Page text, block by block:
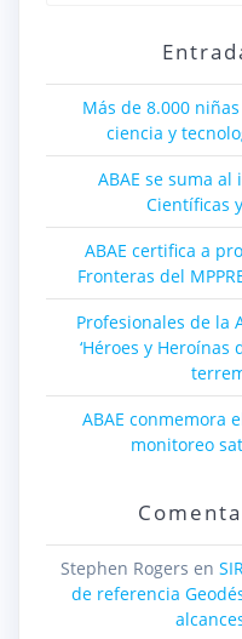
Más de 8.000
ciencia y
ABAE se suma al
Científicas
ABAE certifica a
Fronteras del
Profesionales de la
‘Héroes y Heroínas
ABAE conmemora
monitoreo
Stephen Rogers en
de referencia